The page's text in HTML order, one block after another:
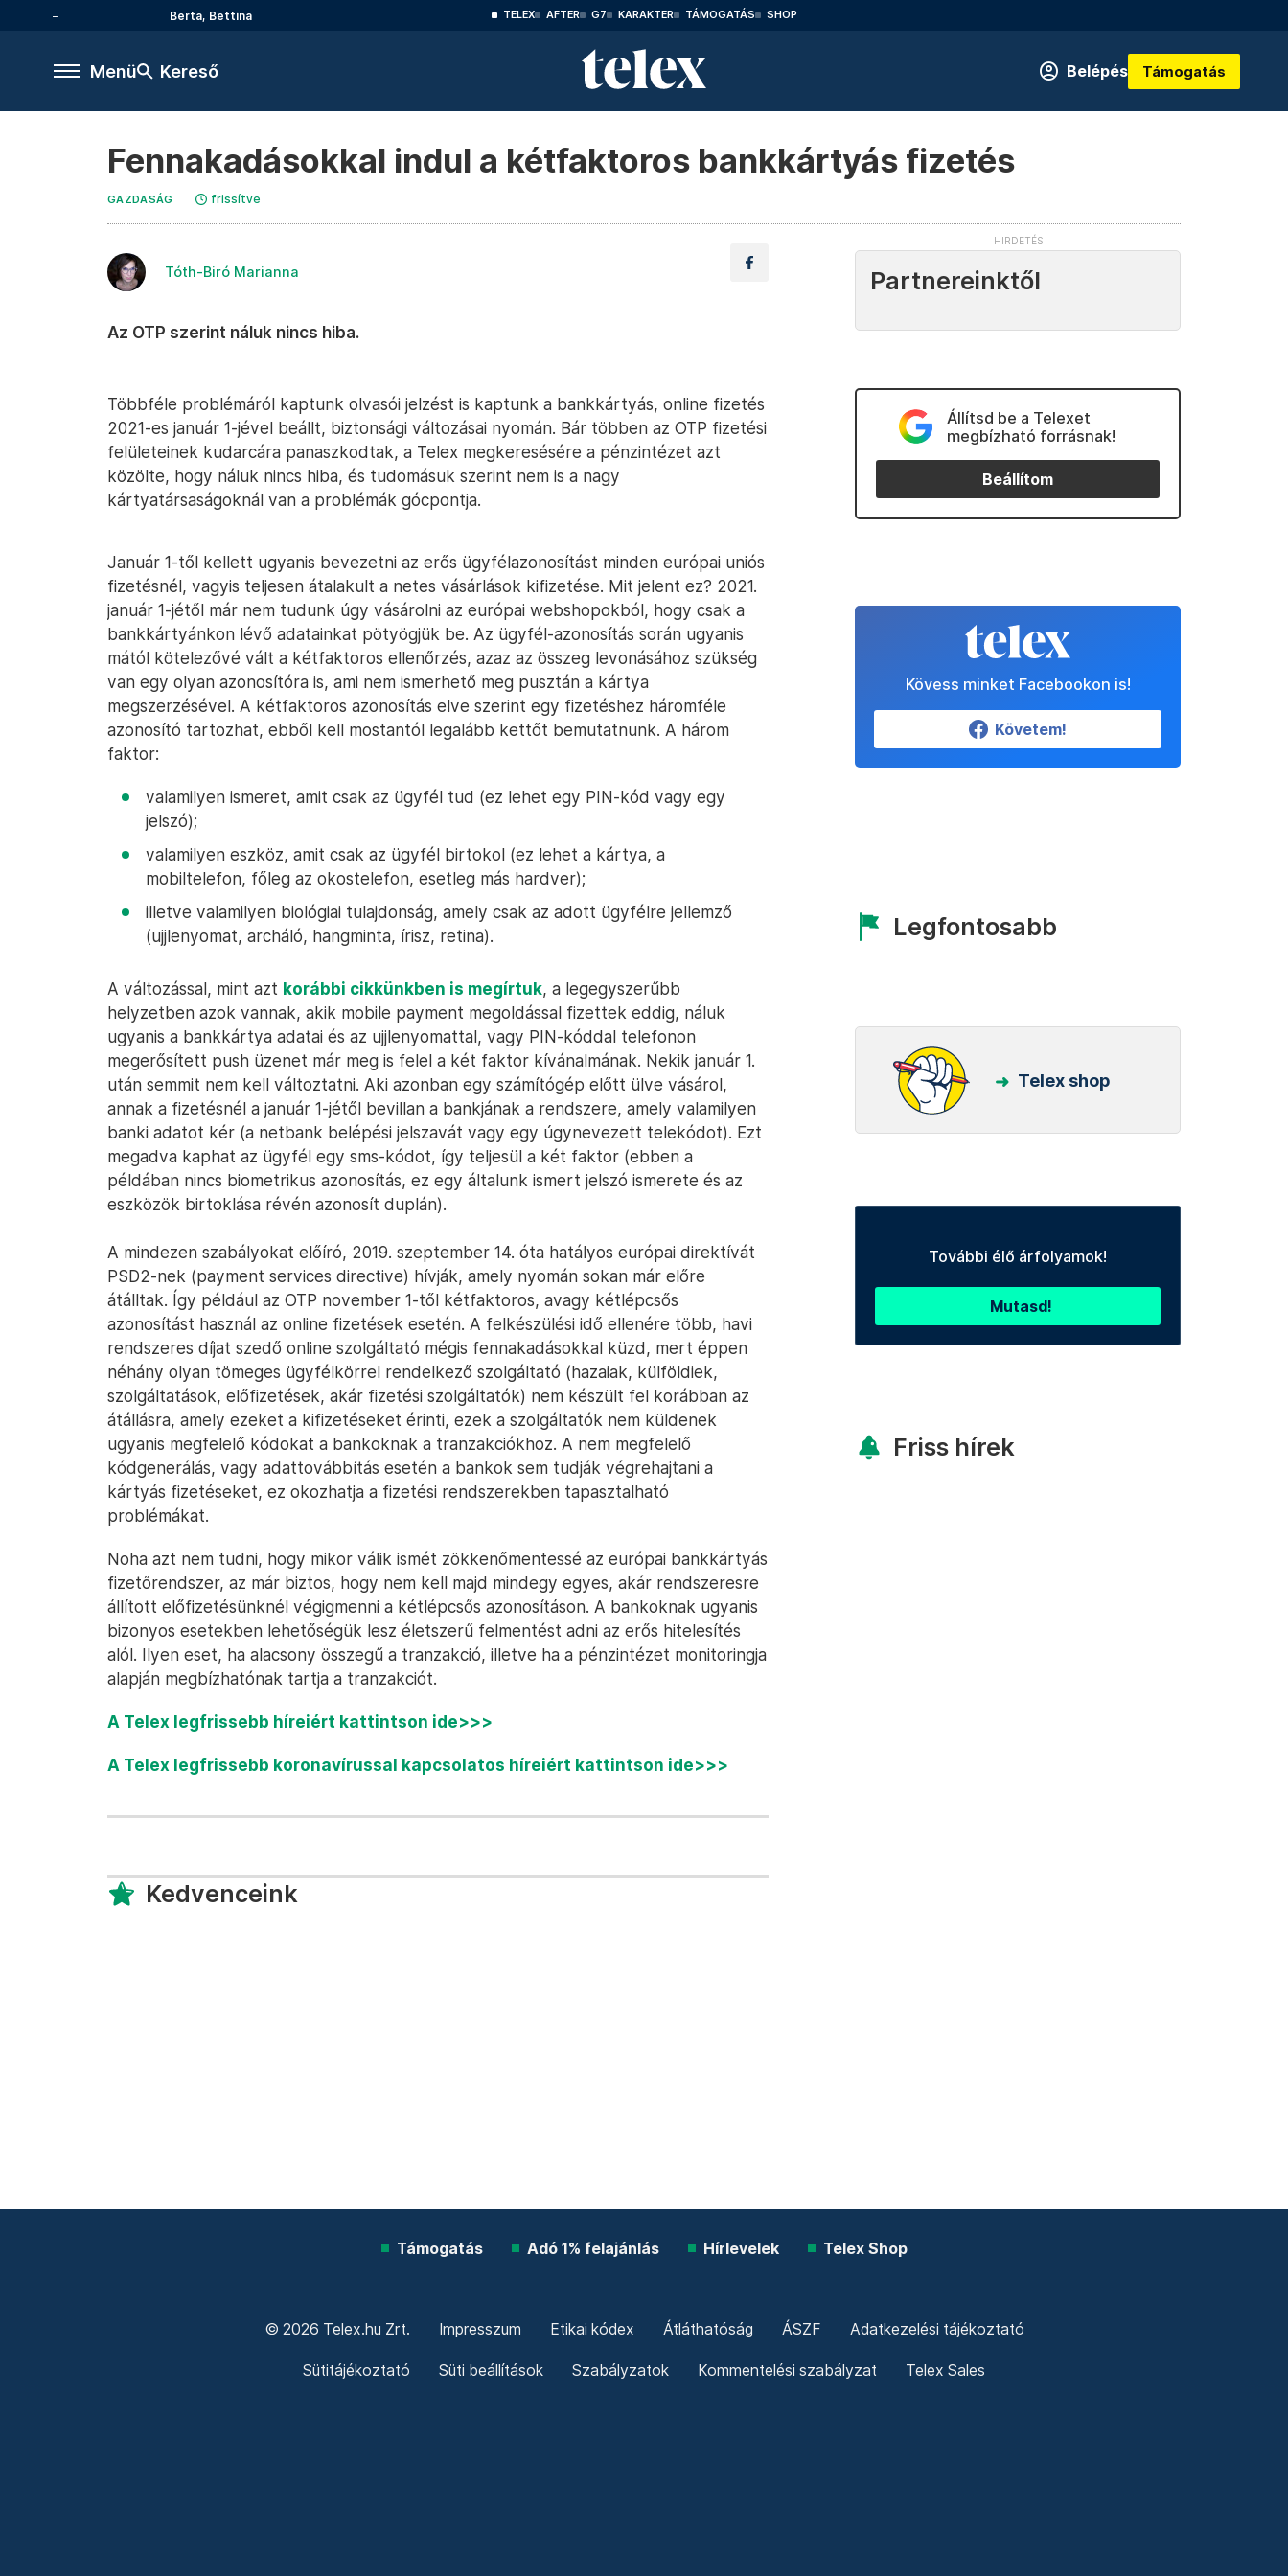
Berta, Bettina TELEX AFTER G7 KARAKTER TÁMOGATÁS SHOP
Menü Kereső Belépés Támogatás
Fennakadásokkal indul a kétfaktoros bankkártyás fizetés
GAZDASÁG frissítve
Tóth-Biró Marianna
Az OTP szerint náluk nincs hiba.
Többféle problémáról kaptunk olvasói jelzést is kaptunk a bankkártyás, online fizetés
2021-es január 1-jével beállt, biztonsági változásai nyomán. Bár többen az OTP fizetési
felületeinek kudarcára panaszkodtak, a Telex megkeresésére a pénzintézet azt
közölte, hogy náluk nincs hiba, és tudomásuk szerint nem is a nagy
kártyatársaságoknál van a problémák gócpontja.
Január 1-től kellett ugyanis bevezetni az erős ügyfélazonosítást minden európai uniós
fizetésnél, vagyis teljesen átalakult a netes vásárlások kifizetése. Mit jelent ez? 2021.
január 1-jétől már nem tudunk úgy vásárolni az európai webshopokból, hogy csak a
bankkártyánkon lévő adatainkat pötyögjük be. Az ügyfél-azonosítás során ugyanis
mától kötelezővé vált a kétfaktoros ellenőrzés, azaz az összeg levonásához szükség
van egy olyan azonosítóra is, ami nem ismerhető meg pusztán a kártya
megszerzésével. A kétfaktoros azonosítás elve szerint egy fizetéshez háromféle
azonosító tartozhat, ebből kell mostantól legalább kettőt bemutatnunk. A három
faktor:
valamilyen ismeret, amit csak az ügyfél tud (ez lehet egy PIN-kód vagy egy
jelszó);
valamilyen eszköz, amit csak az ügyfél birtokol (ez lehet a kártya, a
mobiltelefon, főleg az okostelefon, esetleg más hardver);
illetve valamilyen biológiai tulajdonság, amely csak az adott ügyfélre jellemző
(ujjlenyomat, archáló, hangminta, írisz, retina).
A változással, mint azt korábbi cikkünkben is megírtuk, a legegyszerűbb
helyzetben azok vannak, akik mobile payment megoldással fizettek eddig, náluk
ugyanis a bankkártya adatai és az ujjlenyomattal, vagy PIN-kóddal telefonon
megerősített push üzenet már meg is felel a két faktor kívánalmának. Nekik január 1.
után semmit nem kell változtatni. Aki azonban egy számítógép előtt ülve vásárol,
annak a fizetésnél a január 1-jétől bevillan a bankjának a rendszere, amely valamilyen
banki adatot kér (a netbank belépési jelszavát vagy egy úgynevezett telekódot). Ezt
megadva kaphat az ügyfél egy sms-kódot, így teljesül a két faktor (ebben a
példában nincs biometrikus azonosítás, ez egy általunk ismert jelszó ismerete és az
eszközök birtoklása révén azonosít duplán).
A mindezen szabályokat előíró, 2019. szeptember 14. óta hatályos európai direktívát
PSD2-nek (payment services directive) hívják, amely nyomán sokan már előre
átálltak. Így például az OTP november 1-től kétfaktoros, avagy kétlépcsős
azonosítást használ az online fizetések esetén. A felkészülési idő ellenére több, havi
rendszeres díjat szedő online szolgáltató mégis fennakadásokkal küzd, mert éppen
néhány olyan tömeges ügyfélkörrel rendelkező szolgáltató (hazaiak, külföldiek,
szolgáltatások, előfizetések, akár fizetési szolgáltatók) nem készült fel korábban az
átállásra, amely ezeket a kifizetéseket érinti, ezek a szolgáltatók nem küldenek
ugyanis megfelelő kódokat a bankoknak a tranzakciókhoz. A nem megfelelő
kódgenerálás, vagy adattovábbítás esetén a bankok sem tudják végrehajtani a
kártyás fizetéseket, ez okozhatja a fizetési rendszerekben tapasztalható
problémákat.
Noha azt nem tudni, hogy mikor válik ismét zökkenőmentessé az európai bankkártyás
fizetőrendszer, az már biztos, hogy nem kell majd mindegy egyes, akár rendszeresre
állított előfizetésünknél végigmenni a kétlépcsős azonosításon. A bankoknak ugyanis
bizonyos esetekben lehetőségük lesz életszerű felmentést adni az erős hitelesítés
alól. Ilyen eset, ha alacsony összegű a tranzakció, illetve ha a pénzintézet monitoringja
alapján megbízhatónak tartja a tranzakciót.
A Telex legfrissebb híreiért kattintson ide>>>
A Telex legfrissebb koronavírussal kapcsolatos híreiért kattintson ide>>>
Kedvenceink
Partnereinktől
Állítsd be a Telexet
megbízható forrásnak!
Beállítom
Kövess minket Facebookon is!
Követem!
Legfontosabb
Telex shop
További élő árfolyamok!
Mutasd!
Friss hírek
Támogatás Adó 1% felajánlás Hírlevelek Telex Shop
© 2026 Telex.hu Zrt. Impresszum Etikai kódex Átláthatóság ÁSZF Adatkezelési tájékoztató
Sütitájékoztató Süti beállítások Szabályzatok Kommentelési szabályzat Telex Sales